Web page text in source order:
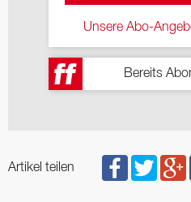
Unsere Abo-
Bereits
Artikel teilen